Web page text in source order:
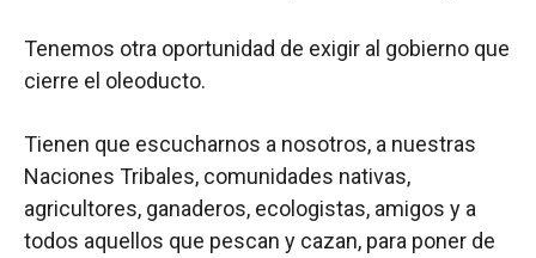
Tenemos otra oportunidad de exigir al gobierno que
cierre el oleoducto.
Tienen que escucharnos a nosotros, a nuestras
Naciones Tribales, comunidades nativas,
agricultores, ganaderos, ecologistas, amigos y a
todos aquellos que pescan y cazan, para poner de